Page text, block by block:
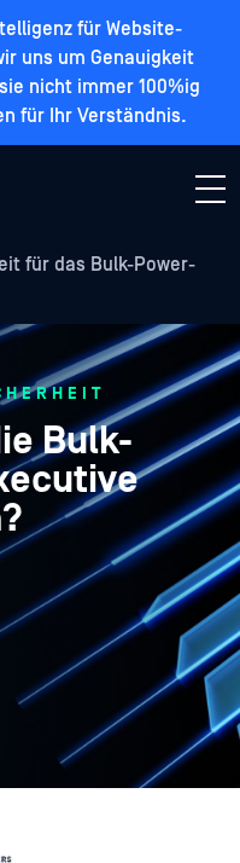
für Website-
uns um Genauigkeit
nicht immer 100%ig
für Ihr Verständnis.
für das Bulk-Power-
Bulk-